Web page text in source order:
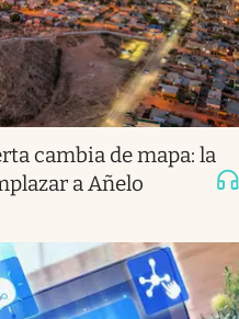
cambia de mapa: la
a Añelo